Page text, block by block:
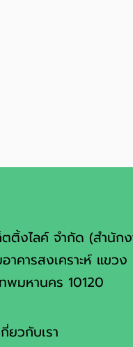
ตติ้งไลค์ จำกัด (สำนัก
คารสงเคราะห์ แขวง
พมหานคร 10120
กี่ยวกับเรา